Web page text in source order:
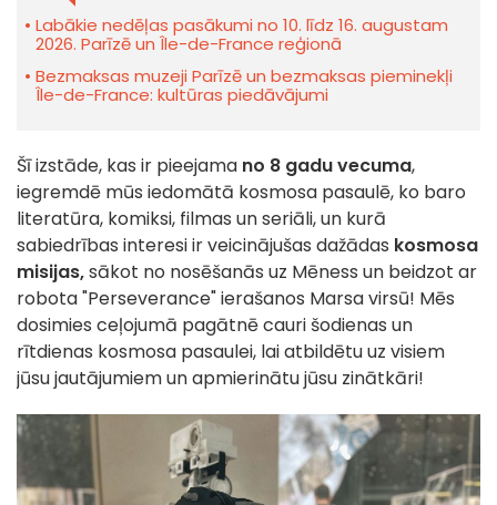
Labākie nedēļas pasākumi no 10. līdz 16. augustam
2026. Parīzē un Île-de-France reģionā
Bezmaksas muzeji Parīzē un bezmaksas pieminekļi
Île-de-France: kultūras piedāvājumi
Šī izstāde, kas ir pieejama no 8 gadu vecuma,
iegremdē mūs iedomātā kosmosa pasaulē, ko baro
literatūra, komiksi, filmas un seriāli, un kurā
sabiedrības interesi ir veicinājušas dažādas kosmosa
misijas,sākot no nosēšanās uz Mēness un beidzot ar
robota "Perseverance" ierašanos Marsa virsū! Mēs
dosimies ceļojumā pagātnē cauri šodienas un
rītdienas kosmosa pasaulei, lai atbildētu uz visiem
jūsu jautājumiem un apmierinātu jūsu zinātkāri!